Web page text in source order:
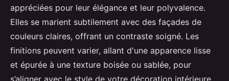
appréciées pour leur élégance et leur polyvalence.
Elles se marient subtilement avec des façades de
couleurs claires, offrant un contraste soigné. Les
finitions peuvent varier, allant d'une apparence lisse
et épurée à une texture boisée ou sablée, pour